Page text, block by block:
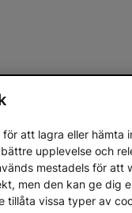
att lagra eller
upplevelse och
mestadels för
men den kan ge dig
vissa typer av